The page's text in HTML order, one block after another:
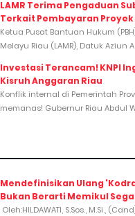
LAMR Terima Pengaduan
Terkait Pembayaran Proyek
Ketua Pusat Bantuan Hukum
Melayu Riau (LAMR), Datuk Aziun
Investasi Terancam! KNPI
Kisruh Anggaran Riau
Konflik internal di Pemerintah
memanas! Gubernur Riau Abdul
Mendefinisikan Ulang
Bukan Berarti Memikul
Oleh:HILDAWATI, S.Sos., M.Si.,